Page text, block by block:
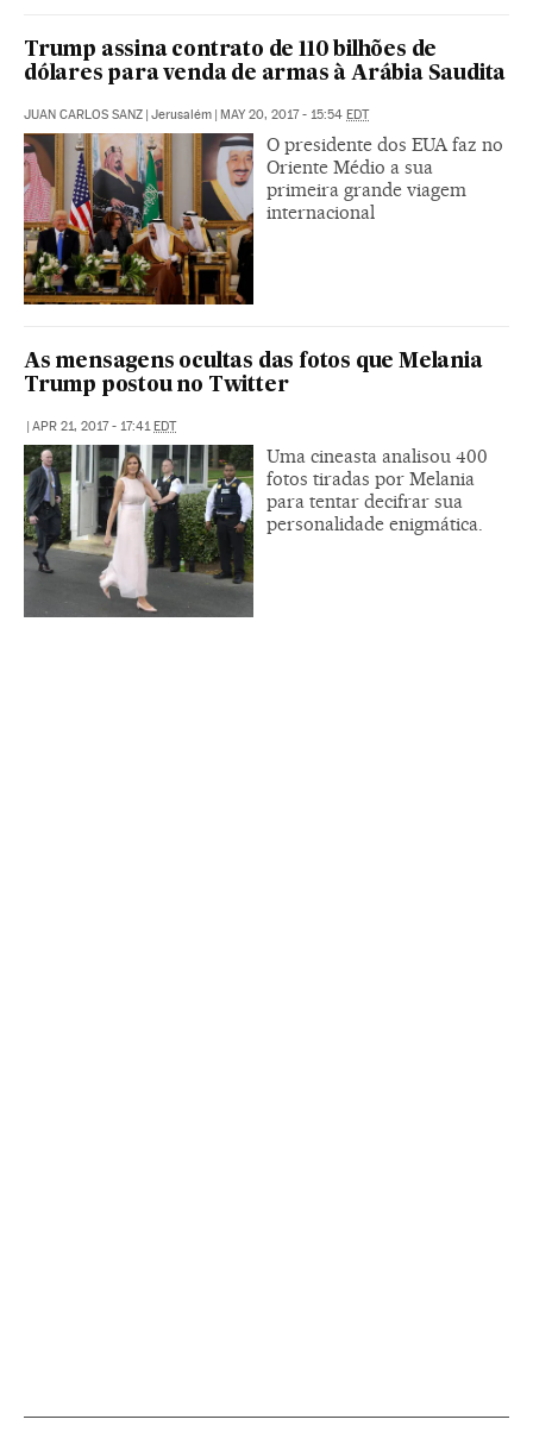
Trump assina contrato de 110 bilhões de
dólares para venda de armas à Arábia Saudita
JUAN CARLOS SANZ | Jerusalém | MAY 20, 2017 - 15:54 EDT
O presidente dos EUA faz no
Oriente Médio a sua
primeira grande viagem
internacional
As mensagens ocultas das fotos que Melania
Trump postou no Twitter
APR 21, 2017 - 17:41 EDT
Uma cineasta analisou 400
fotos tiradas por Melania
para tentar decifrar sua
personalidade enigmática.